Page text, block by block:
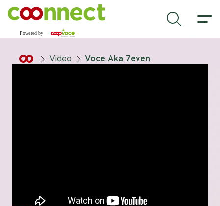
Vai al contenuto principale
Video Voce Aka 7even